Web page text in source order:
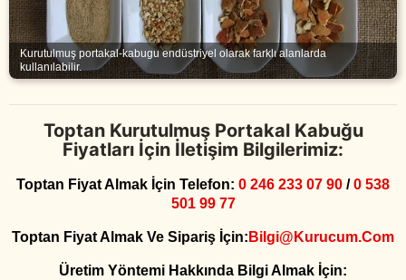
Kurutulmuş portakal-kabugu endüstriyel olarak farklı alanlarda
kullanılabilir.
Toptan Kurutulmuş Portakal Kabuğu
Fiyatları İçin İletişim Bilgilerimiz:
Toptan Fiyat Almak İçin Telefon: 0 246 233 07 90 /0 538
501 99 77
Toptan Fiyat Almak Ve Sipariş İçin:Bilgi@kurucum.com
Üretim Yöntemi Hakkında Bilgi Almak İçin: